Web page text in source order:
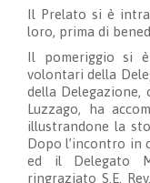
Il Prelato si è
loro, prima di
Il pomeriggio si
volontari della
della Delegazione,
Luzzago, ha
illustrandone la
Dopo l’incontro in
ed il Delegato
ringraziato S.E.